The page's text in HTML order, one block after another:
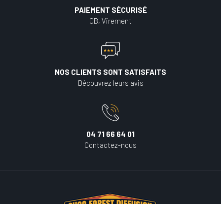
PAIEMENT SÉCURISÉ
CB, Virement
NOS CLIENTS SONT SATISFAITS
Découvrez leurs avis
04 71 66 64 01
Contactez-nous